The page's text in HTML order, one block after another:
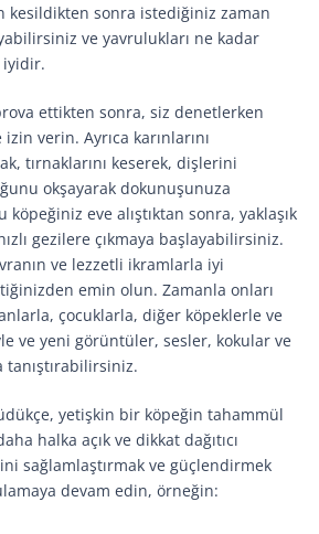
kesildikten sonra istediğiniz zaman
ve yavrulukları ne kadar
iyidir.
ettikten sonra, siz denetlerken
verin. Ayrıca karınlarını
tırnaklarını keserek, dişlerini
okşayarak dokunuşunuza
köpeğiniz eve alıştıktan sonra, yaklaşık
gezilere çıkmaya başlayabilirsiniz.
ve lezzetli ikramlarla iyi
emin olun. Zamanla onları
çocuklarla, diğer köpeklerle ve
ve yeni görüntüler, sesler, kokular ve
yetişkin bir köpeğin tahammül
halka açık ve dikkat dağıtıcı
sağlamlaştırmak ve güçlendirmek
devam edin, örneğin: